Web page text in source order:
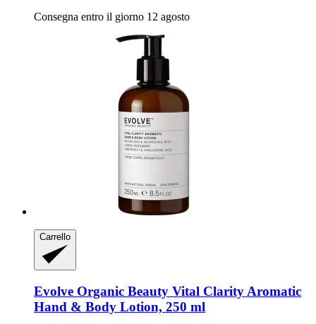
Consegna entro il giorno 12 agosto
Carrello
Evolve Organic Beauty Vital Clarity Aromatic
Hand & Body Lotion, 250 ml